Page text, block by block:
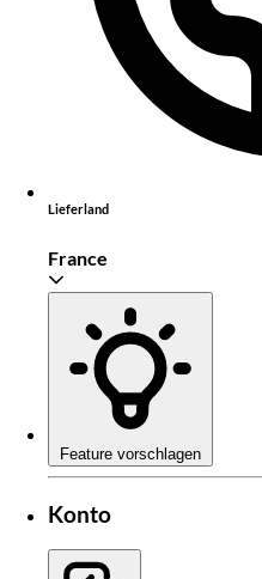
Lieferland
France
Feature vorschlagen
Konto